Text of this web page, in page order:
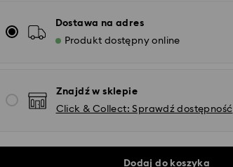
Dostawa na adres
Produkt dostępny online
Znajdź w sklepie
Click & Collect: Sprawdź dostępność
Dodaj do koszyka